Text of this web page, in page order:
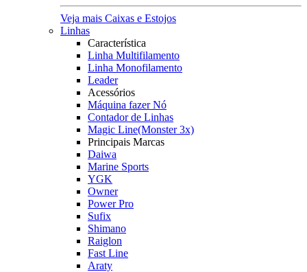
Veja mais Caixas e Estojos
Linhas
Característica
Linha Multifilamento
Linha Monofilamento
Leader
Acessórios
Máquina fazer Nó
Contador de Linhas
Magic Line(Monster 3x)
Principais Marcas
Daiwa
Marine Sports
YGK
Owner
Power Pro
Sufix
Shimano
Raiglon
Fast Line
Araty